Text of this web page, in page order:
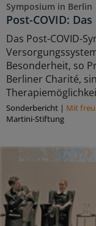
Symposium in Berlin
Post-COVID:
Das Post-COVID-
Besonderheit, so
Berliner Charité,
Sonderbericht | Mit
Martini-Stiftung